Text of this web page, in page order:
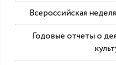
Всероссийская
Годовые отчеты о